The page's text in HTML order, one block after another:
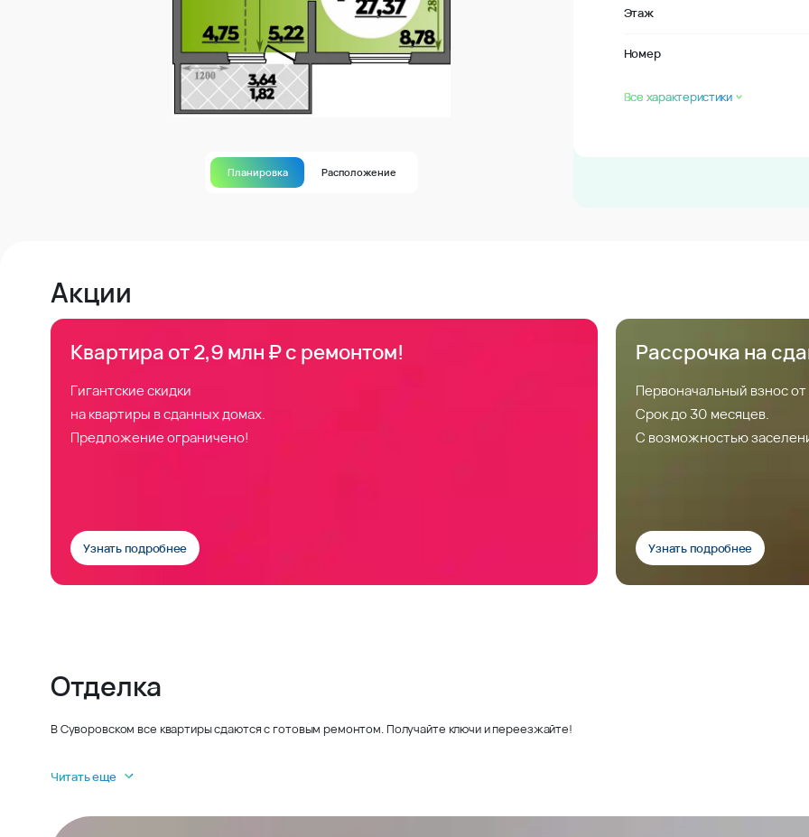
Планировка Расположение
Этаж
Номер
Все характеристики
Акции
Квартира от 2,9 млн ₽ с ремонтом!
Гигантские скидки
на квартиры в сданных домах.
Предложение ограничено!
Узнать подробнее
Рассрочка на
Первоначальный взнос
Срок до 30 месяцев.
С возможностью
Узнать подробнее
Отделка
В Суворовском все квартиры сдаются с готовым ремонтом. Получайте ключи и переезжайте!
Читать еще